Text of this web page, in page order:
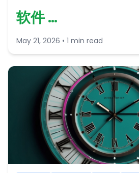
软件 …
May 21, 2026 • 1 min read